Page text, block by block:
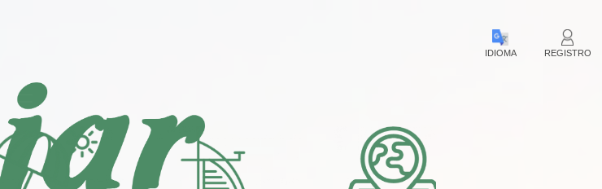
IDIOMA REGISTRO